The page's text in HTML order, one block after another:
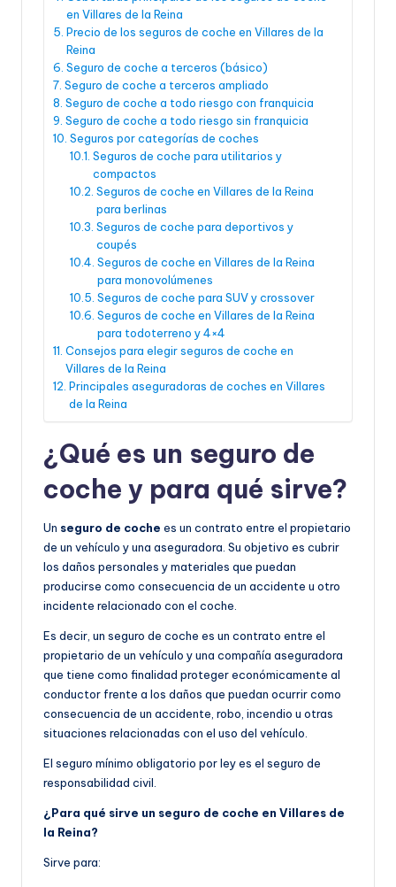
en Villares de la Reina
Precio de los seguros de coche en Villares de la
Reina
Seguro de coche a terceros (básico)
Seguro de coche a terceros ampliado
Seguro de coche a todo riesgo con franquicia
Seguro de coche a todo riesgo sin franquicia
Seguros por categorías de coches
Seguros de coche para utilitarios y
compactos
Seguros de coche en Villares de la Reina
para berlinas
Seguros de coche para deportivos y
coupés
Seguros de coche en Villares de la Reina
para monovolúmenes
Seguros de coche para SUV y crossover
Seguros de coche en Villares de la Reina
para todoterreno y 4×4
Consejos para elegir seguros de coche en
Villares de la Reina
Principales aseguradoras de coches en Villares
de la Reina
¿Qué es un seguro de
coche y para qué sirve?
Un seguro de coche es un contrato entre el propietario
de un vehículo y una aseguradora. Su objetivo es cubrir
los daños personales y materiales que puedan
producirse como consecuencia de un accidente u otro
incidente relacionado con el coche.
Es decir, un seguro de coche es un contrato entre el
propietario de un vehículo y una compañía aseguradora
que tiene como finalidad proteger económicamente al
conductor frente a los daños que puedan ocurrir como
consecuencia de un accidente, robo, incendio u otras
situaciones relacionadas con el uso del vehículo.
El seguro mínimo obligatorio por ley es el seguro de
responsabilidad civil.
¿Para qué sirve un seguro de coche en Villares de
la Reina?
Sirve para: